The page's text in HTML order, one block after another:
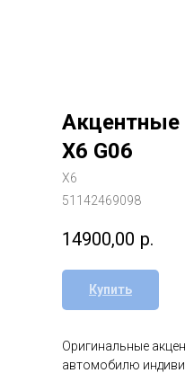
Акцентные
X6 G06
X6
51142469098
14900,00 р.
Купить
Оригинальные
автомобилю